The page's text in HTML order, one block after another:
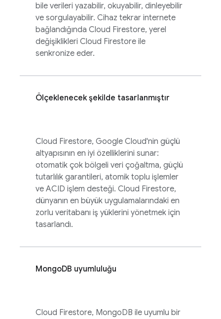
bile verileri yazabilir, okuyabilir, dinleyebilir
ve sorgulayabilir. Cihaz tekrar internete
bağlandığında Cloud Firestore, yerel
değişiklikleri Cloud Firestore ile
senkronize eder.
Ölçeklenecek şekilde tasarlanmıştır
Cloud Firestore, Google Cloud'nin güçlü
altyapısının en iyi özelliklerini sunar:
otomatik çok bölgeli veri çoğaltma, güçlü
tutarlılık garantileri, atomik toplu işlemler
ve ACID işlem desteği. Cloud Firestore,
dünyanın en büyük uygulamalarındaki en
zorlu veritabanı iş yüklerini yönetmek için
tasarlandı.
MongoDB uyumluluğu
Cloud Firestore, MongoDB ile uyumlu bir